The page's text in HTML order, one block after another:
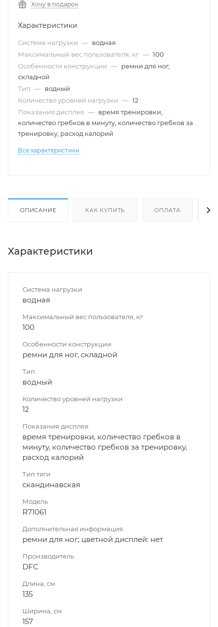
Хочу в подарок
Характеристики
Система нагрузки — водная
Максимальный вес пользователя, кг — 100
Особенности конструкции — ремни для ног,
складной
Тип — водный
Количество уровней нагрузки — 12
Показания дисплея — время тренировки,
количество гребков в минуту, количество гребков за
тренировку, расход калорий
Все характеристики
ОПИСАНИЕ КАК КУПИТЬ ОПЛАТА
Характеристики
Система нагрузки
водная
Максимальный вес пользователя, кг
100
Особенности конструкции
ремни для ног, складной
Тип
водный
Количество уровней нагрузки
12
Показания дисплея
время тренировки, количество гребков в
минуту, количество гребков за тренировку,
расход калорий
Тип тяги
скандинавская
Модель
R71061
Дополнительная информация
ремни для ног; цветной дисплей: нет
Производитель
DFC
Длина, см
135
Ширина, см
157